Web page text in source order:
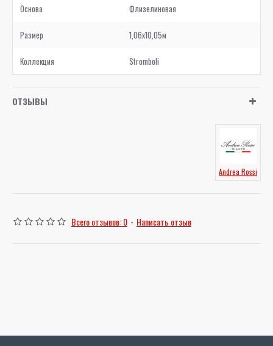
Основа Флизелиновая
Размер 1,06x10,05м
Коллекция Stromboli
ОТЗЫВЫ
Andrea Rossi
Всего отзывов: 0 - Написать отзыв